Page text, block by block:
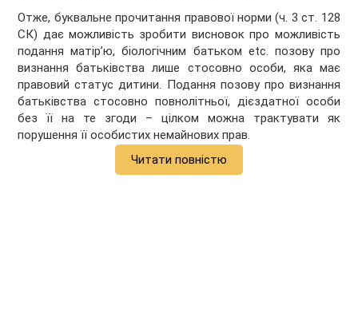
Отже, буквальне прочитання правової норми (ч. 3 ст. 128
СК) дає можливість зробити висновок про можливість
подання матір’ю, біологічним батьком etc. позову про
визнання батьківства лише стосовно особи, яка має
правовий статус дитини. Подання позову про визнання
батьківства стосовно повнолітньої, дієздатної особи
без її на те згоди – цілком можна трактувати як
порушення її особистих немайнових прав.
Читати повністю